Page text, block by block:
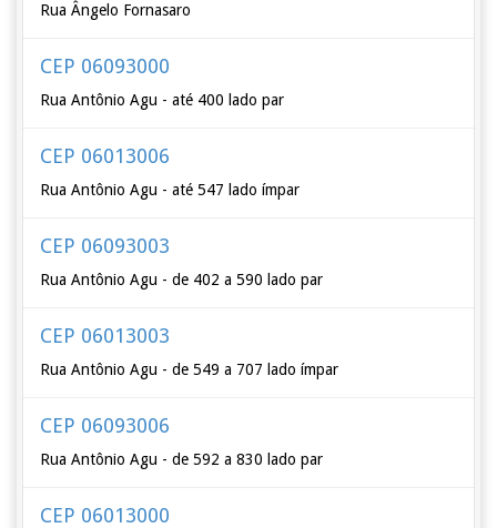
Rua Ângelo Fornasaro
CEP 06093000
Rua Antônio Agu - até 400 lado par
CEP 06013006
Rua Antônio Agu - até 547 lado ímpar
CEP 06093003
Rua Antônio Agu - de 402 a 590 lado par
CEP 06013003
Rua Antônio Agu - de 549 a 707 lado ímpar
CEP 06093006
Rua Antônio Agu - de 592 a 830 lado par
CEP 06013000